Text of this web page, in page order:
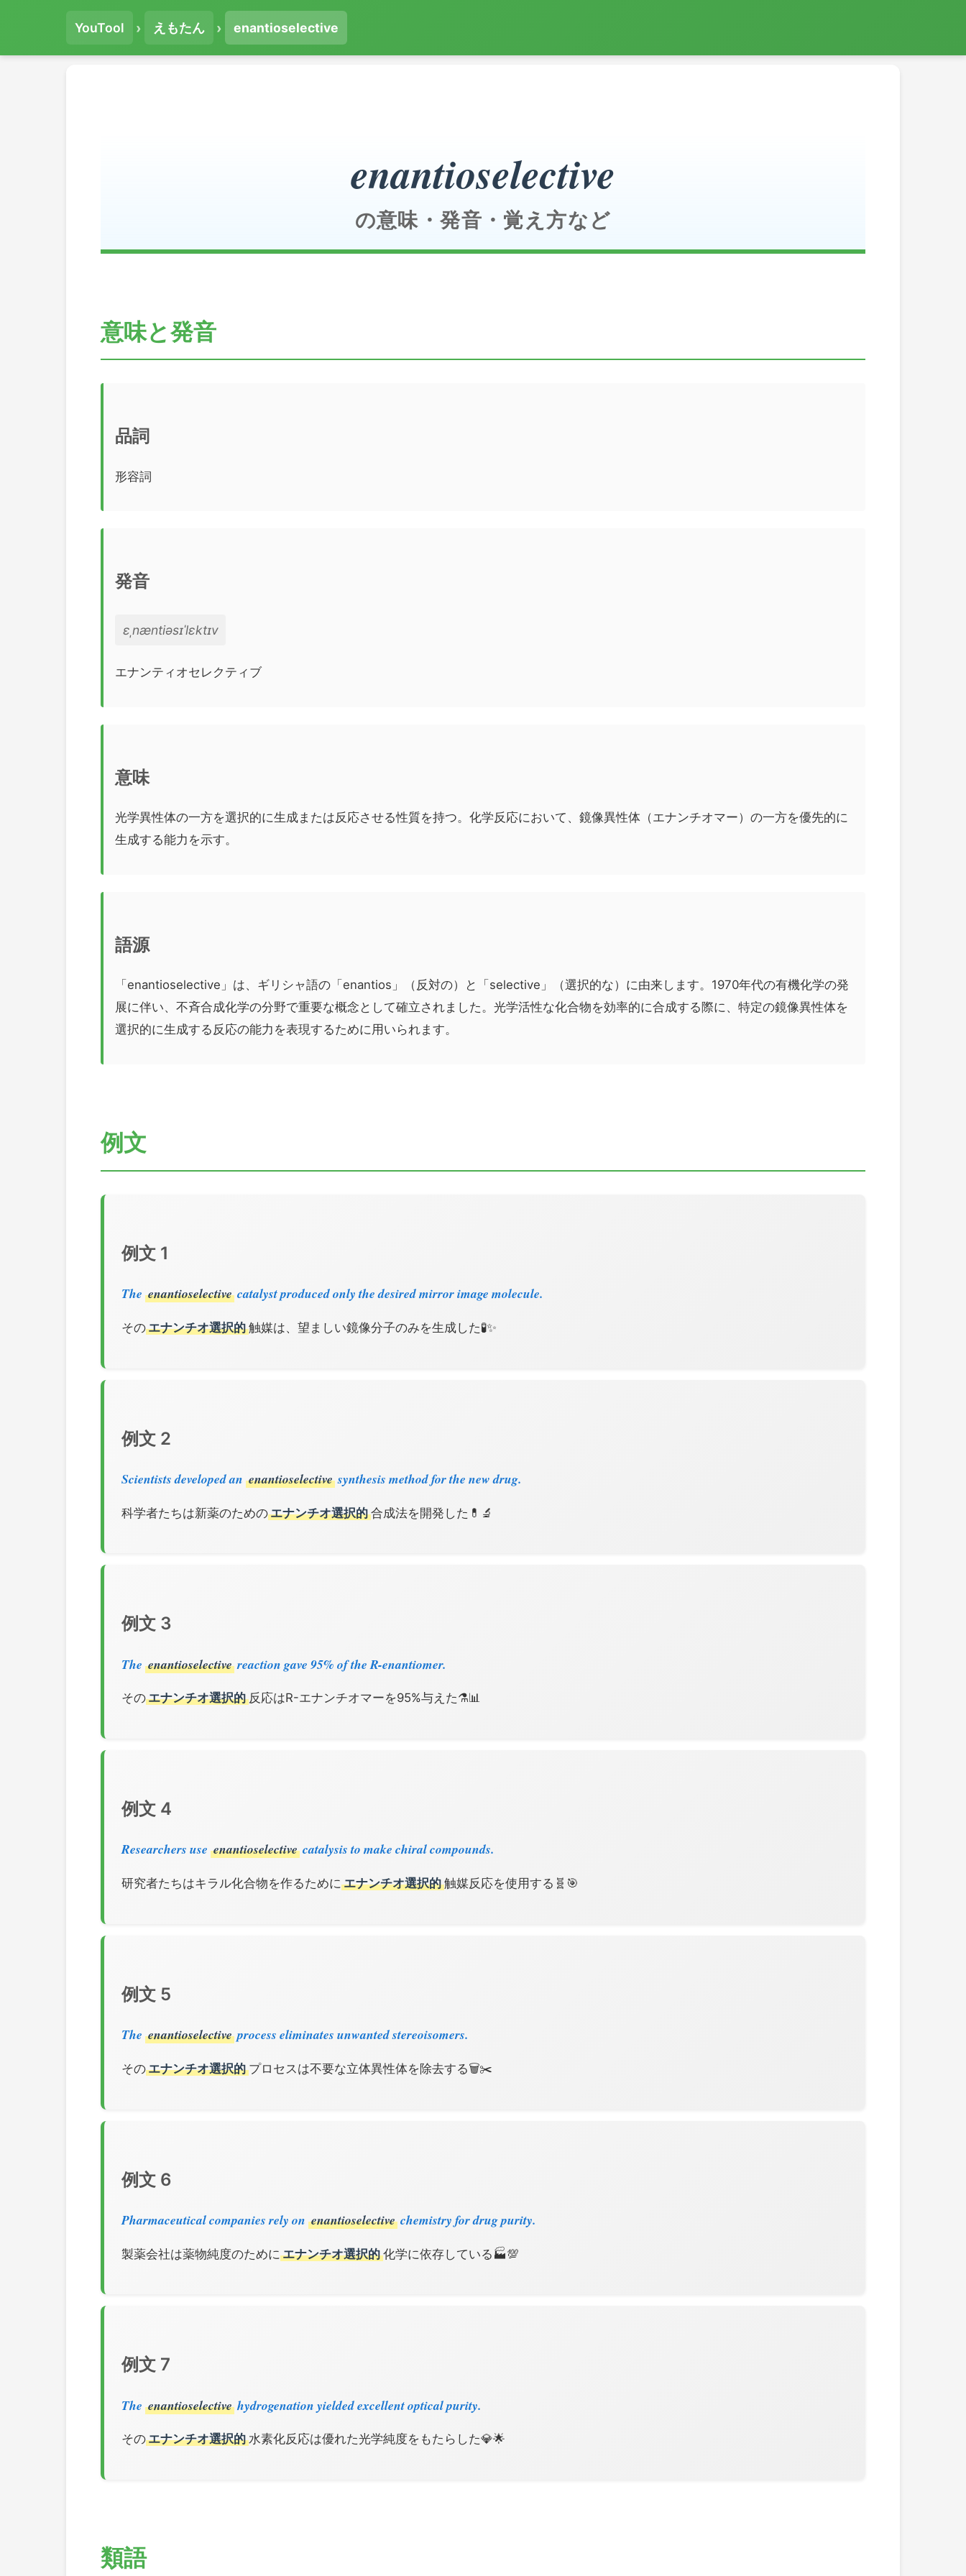
YouTool › えもたん › enantioselective
enantioselective
の意味・発音・覚え方など
意味と発音
品詞
形容詞
発音
ɛˌnæntiəsɪˈlɛktɪv
エナンティオセレクティブ
意味
光学異性体の一方を選択的に生成または反応させる性質を持つ。化学反応において、鏡像異性体（エナンチオマー）の一方を優先的に
生成する能力を示す。
語源
「enantioselective」は、ギリシャ語の「enantios」（反対の）と「selective」（選択的な）に由来します。1970年代の有機化学の発
展に伴い、不斉合成化学の分野で重要な概念として確立されました。光学活性な化合物を効率的に合成する際に、特定の鏡像異性体を
選択的に生成する反応の能力を表現するために用いられます。
例文
例文 1
The enantioselective catalyst produced only the desired mirror image molecule.
そのエナンチオ選択的触媒は、望ましい鏡像分子のみを生成した🧪✨
例文 2
Scientists developed an enantioselective synthesis method for the new drug.
科学者たちは新薬のためのエナンチオ選択的合成法を開発した💊🔬
例文 3
The enantioselective reaction gave 95% of the R-enantiomer.
そのエナンチオ選択的反応はR-エナンチオマーを95%与えた⚗️📊
例文 4
Researchers use enantioselective catalysis to make chiral compounds.
研究者たちはキラル化合物を作るために エナンチオ選択的触媒反応を使用する🧬🎯
例文 5
The enantioselective process eliminates unwanted stereoisomers.
そのエナンチオ選択的プロセスは不要な立体異性体を除去する🗑️✂️
例文 6
Pharmaceutical companies rely on enantioselective chemistry for drug purity.
製薬会社は薬物純度のために エナンチオ選択的化学に依存している🏭💯
例文 7
The enantioselective hydrogenation yielded excellent optical purity.
そのエナンチオ選択的水素化反応は優れた光学純度をもたらした💎🌟
類語